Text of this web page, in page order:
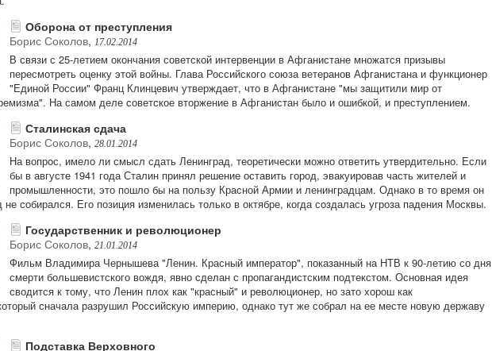
Оборона от преступления
Борис Соколов, 17.02.2014
В связи с 25-летием окончания советской интервенции в Афганистане множатся призывы
пересмотреть оценку этой войны. Глава Российского союза ветеранов Афганистана и функционер
"Единой России" Франц Клинцевич утверждает, что в Афганистане "мы защитили мир от
На самом деле советское вторжение в Афганистан было и ошибкой, и преступлением.
Сталинская сдача
Борис Соколов, 28.01.2014
На вопрос, имело ли смысл сдать Ленинград, теоретически можно ответить утвердительно. Если
бы в августе 1941 года Сталин принял решение оставить город, эвакуировав часть жителей и
промышленности, это пошло бы на пользу Красной Армии и ленинградцам. Однако в то время он
не собирался. Его позиция изменилась только в октябре, когда создалась угроза падения Москвы.
Государственник и революционер
Борис Соколов, 21.01.2014
Фильм Владимира Чернышева "Ленин. Красный император", показанный на НТВ к 90-летию со дня
смерти большевистского вождя, явно сделан с пропагандистским подтекстом. Основная идея
сводится к тому, что Ленин плох как "красный" и революционер, но зато хорош как
сначала разрушил Российскую империю, однако тут же собрал на ее месте новую державу
Подставка Верховного